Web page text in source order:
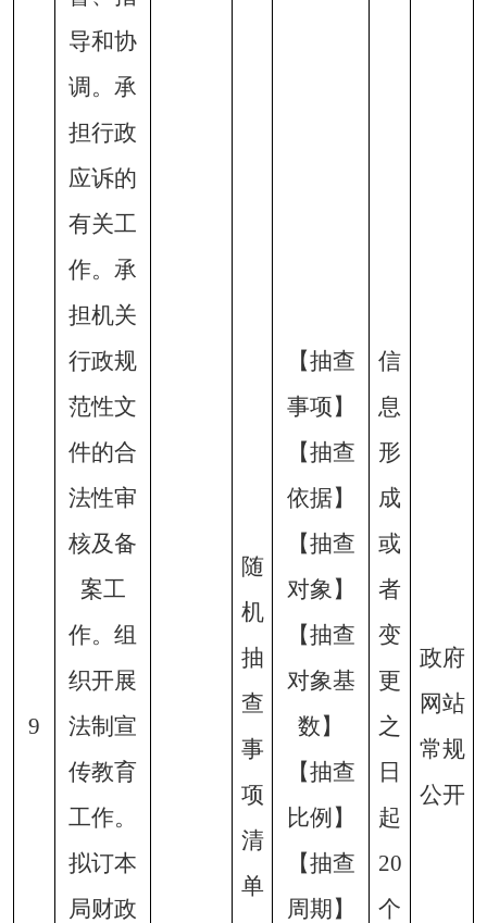
9
导和协
调。承
担行政
应诉的
有关工
作。承
担机关
行政规
范性文
件的合
法性审
核及备
案工
作。组
织开展
法制宣
传教育
工作。
拟订本
局财政
随
机
抽
查
事
项
清
单
【抽查
事项】
【抽查
依据】
【抽查
对象】
【抽查
对象基
数】
【抽查
比例】
【抽查
周期】
信
息
形
成
或
者
变
更
之
日
起
20
个
政府
网站
常规
公开